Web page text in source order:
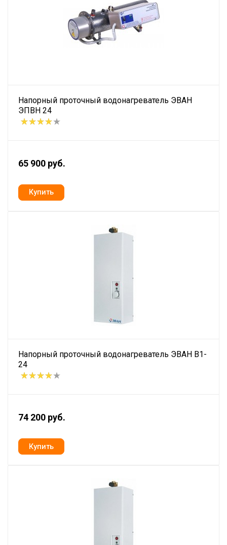
Напорный проточный водонагреватель ЭВАН
ЭПВН 24
65 900 руб.
Напорный проточный водонагреватель ЭВАН В1-
24
74 200 руб.